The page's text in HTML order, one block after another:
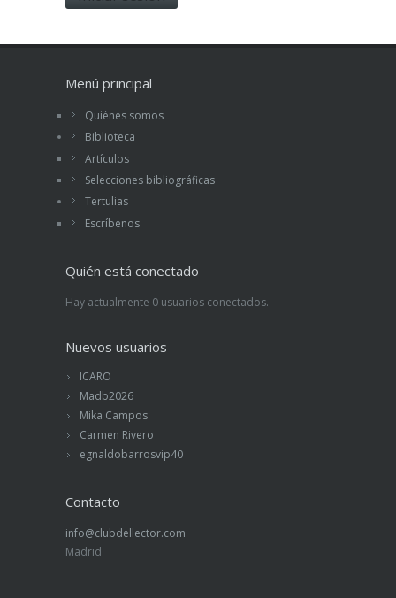
Menú principal
Quiénes somos
Biblioteca
Artículos
Selecciones bibliográficas
Tertulias
Escríbenos
Quién está conectado
Hay actualmente 0 usuarios conectados.
Nuevos usuarios
ICARO
Madb2026
Mika Campos
Carmen Rivero
egnaldobarrosvip40
Contacto
info@clubdellector.com
Madrid